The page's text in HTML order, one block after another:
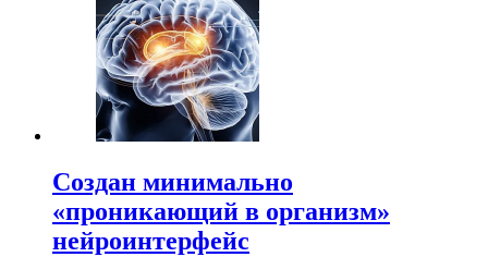
Создан минимально
«проникающий в организм»
нейроинтерфейс